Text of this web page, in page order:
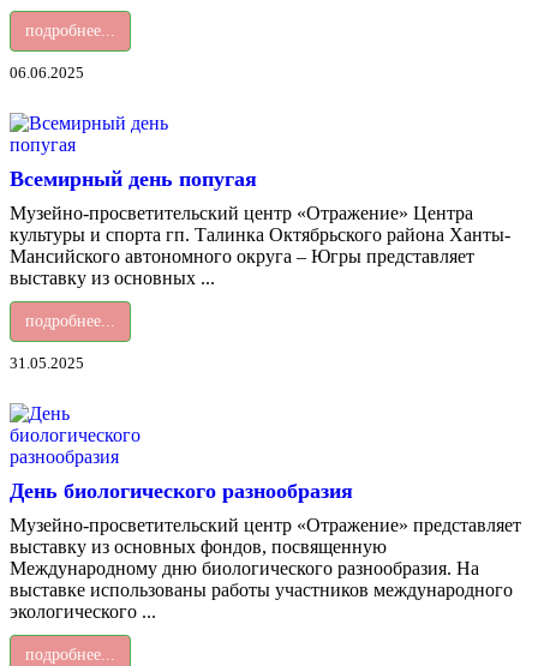
подробнее...
06.06.2025
Всемирный день попугая
Музейно-просветительский центр «Отражение» Центра
культуры и спорта гп. Талинка Октябрьского района Ханты-
Мансийского автономного округа – Югры представляет
выставку из основных ...
подробнее...
31.05.2025
День биологического разнообразия
Музейно-просветительский центр «Отражение» представляет
выставку из основных фондов, посвященную
Международному дню биологического разнообразия. На
выставке использованы работы участников международного
экологического ...
подробнее...